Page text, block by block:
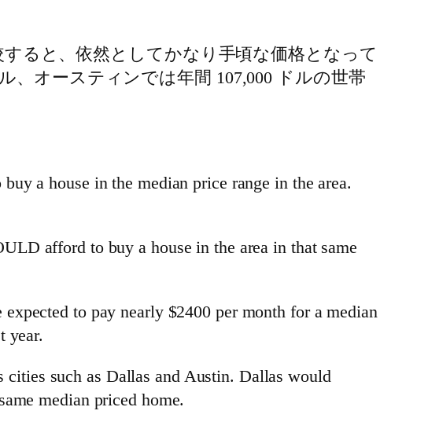
ると、依然としてかなり手頃な価格となって
、オースティンでは年間 107,000 ドルの世帯
a house in the median price range in the area.
afford to buy a house in the area in that same
to pay nearly $2400 per month for a median
year.
such as Dallas and Austin. Dallas would
median priced home.